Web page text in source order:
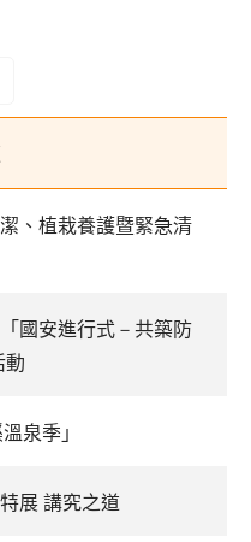
、植栽養護暨緊急清
國安進行式－共築防
泉季」
展 講究之道